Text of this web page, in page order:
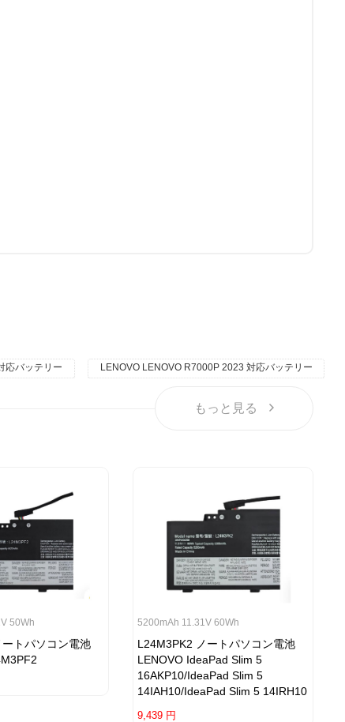
応バッテリー LENOVO LENOVO R7000P 2023 対応バッテリー
もっと見る
50Wh
トパソコン電池
5200mAh 11.31V 60Wh
L24M3PK2 ノートパソコン電池
LENOVO IdeaPad Slim 5
16AKP10/IdeaPad Slim 5
14IAH10/IdeaPad Slim 5 14IRH10
9,439 円